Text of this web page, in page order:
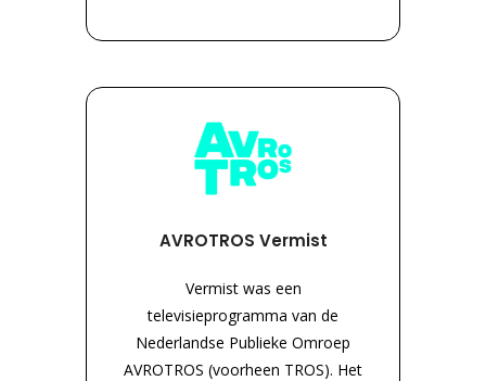
AVROTROS Vermist
Vermist was een
televisieprogramma van de
Nederlandse Publieke Omroep
AVROTROS (voorheen TROS). Het